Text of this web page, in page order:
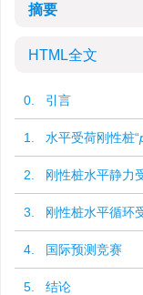
摘要
HTML全文
0. 引言
1. 水平受荷刚性桩“
2. 刚性桩水平静力
3. 刚性桩水平循环
4. 国际预测竞赛
5. 结论